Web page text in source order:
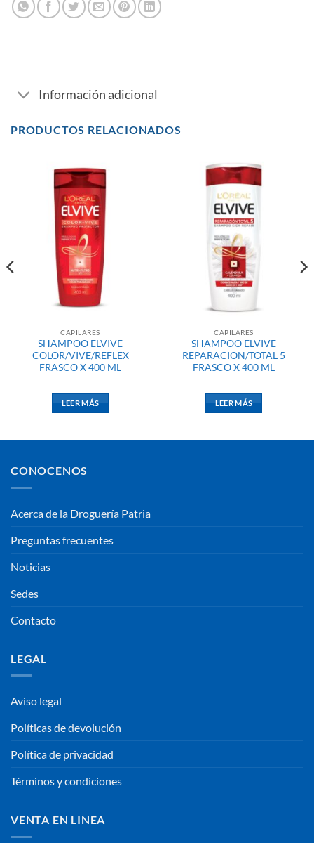
Información adicional
PRODUCTOS RELACIONADOS
CAPILARES
SHAMPOO ELVIVE
COLOR/VIVE/REFLEX
FRASCO X 400 ML
LEER MÁS
CAPILARES
SHAMPOO ELVIVE
REPARACION/TOTAL 5
FRASCO X 400 ML
LEER MÁS
CONOCENOS
Acerca de la Droguería Patria
Preguntas frecuentes
Noticias
Sedes
Contacto
LEGAL
Aviso legal
Políticas de devolución
Política de privacidad
Términos y condiciones
VENTA EN LINEA